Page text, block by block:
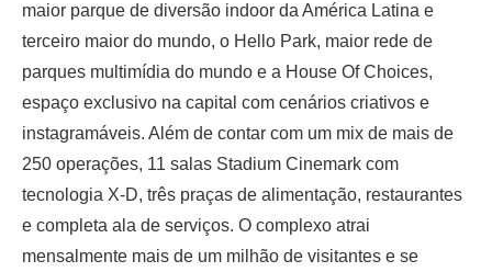
maior parque de diversão indoor da América Latina e
terceiro maior do mundo, o Hello Park, maior rede de
parques multimídia do mundo e a House Of Choices,
espaço exclusivo na capital com cenários criativos e
instagramáveis. Além de contar com um mix de mais de
250 operações, 11 salas Stadium Cinemark com
tecnologia X-D, três praças de alimentação, restaurantes
e completa ala de serviços. O complexo atrai
mensalmente mais de um milhão de visitantes e se